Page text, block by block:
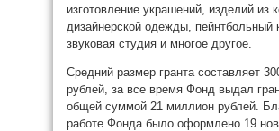
изготовление украшений, изделий из
дизайнерской одежды, пейнтбольный
звуковая студия и многое другое.
Средний размер гранта составляет
рублей, за все время Фонд выдал
общей суммой 21 миллион рублей.
работе Фонда было оформлено 19